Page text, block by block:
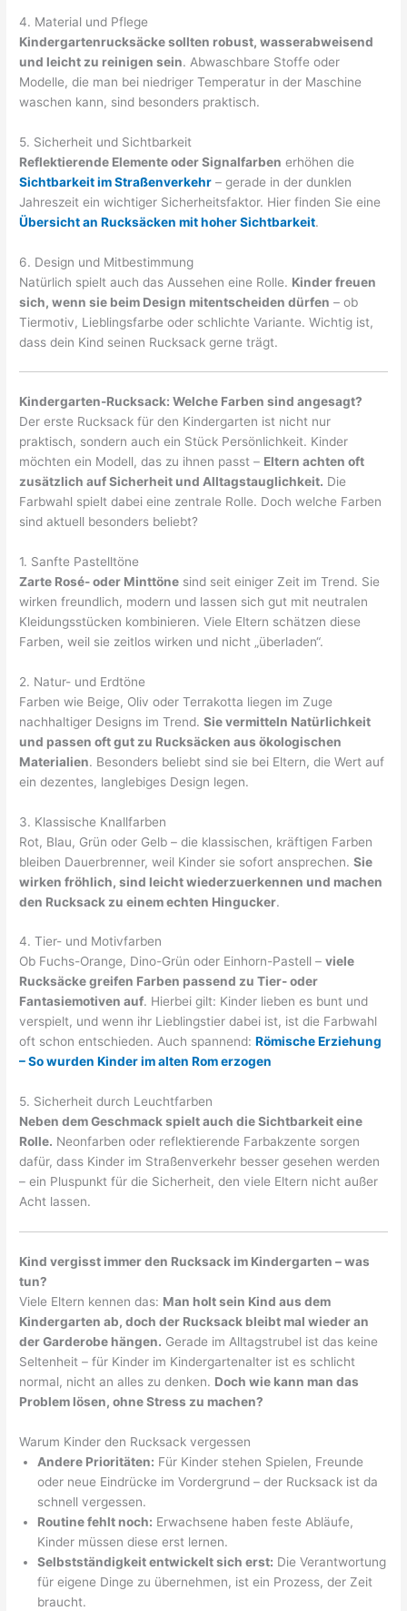
4. Material und Pflege
Kindergartenrucksäcke sollten robust, wasserabweisend
und leicht zu reinigen sein. Abwaschbare Stoffe oder
Modelle, die man bei niedriger Temperatur in der Maschine
waschen kann, sind besonders praktisch.
5. Sicherheit und Sichtbarkeit
Reflektierende Elemente oder Signalfarben erhöhen die
Sichtbarkeit im Straßenverkehr – gerade in der dunklen
Jahreszeit ein wichtiger Sicherheitsfaktor. Hier finden Sie eine
Übersicht an Rucksäcken mit hoher Sichtbarkeit.
6. Design und Mitbestimmung
Natürlich spielt auch das Aussehen eine Rolle. Kinder freuen
sich, wenn sie beim Design mitentscheiden dürfen – ob
Tiermotiv, Lieblingsfarbe oder schlichte Variante. Wichtig ist,
dass dein Kind seinen Rucksack gerne trägt.
Kindergarten-Rucksack: Welche Farben sind angesagt?
Der erste Rucksack für den Kindergarten ist nicht nur
praktisch, sondern auch ein Stück Persönlichkeit. Kinder
möchten ein Modell, das zu ihnen passt – Eltern achten oft
zusätzlich auf Sicherheit und Alltagstauglichkeit. Die
Farbwahl spielt dabei eine zentrale Rolle. Doch welche Farben
sind aktuell besonders beliebt?
1. Sanfte Pastelltöne
Zarte Rosé- oder Minttöne sind seit einiger Zeit im Trend. Sie
wirken freundlich, modern und lassen sich gut mit neutralen
Kleidungsstücken kombinieren. Viele Eltern schätzen diese
Farben, weil sie zeitlos wirken und nicht „überladen“.
2. Natur- und Erdtöne
Farben wie Beige, Oliv oder Terrakotta liegen im Zuge
nachhaltiger Designs im Trend.Sie vermitteln Natürlichkeit
und passen oft gut zu Rucksäcken aus ökologischen
Materialien. Besonders beliebt sind sie bei Eltern, die Wert auf
ein dezentes, langlebiges Design legen.
3. Klassische Knallfarben
Rot, Blau, Grün oder Gelb – die klassischen, kräftigen Farben
bleiben Dauerbrenner, weil Kinder sie sofort ansprechen.Sie
wirken fröhlich, sind leicht wiederzuerkennen und machen
den Rucksack zu einem echten Hingucker.
4. Tier- und Motivfarben
Ob Fuchs-Orange, Dino-Grün oder Einhorn-Pastell –viele
Rucksäcke greifen Farben passend zu Tier- oder
Fantasiemotiven auf. Hierbei gilt: Kinder lieben es bunt und
verspielt, und wenn ihr Lieblingstier dabei ist, ist die Farbwahl
oft schon entschieden. Auch spannend:Römische Erziehung
– So wurden Kinder im alten Rom erzogen
5. Sicherheit durch Leuchtfarben
Neben dem Geschmack spielt auch die Sichtbarkeit eine
Rolle. Neonfarben oder reflektierende Farbakzente sorgen
dafür, dass Kinder im Straßenverkehr besser gesehen werden
– ein Pluspunkt für die Sicherheit, den viele Eltern nicht außer
Acht lassen.
Kind vergisst immer den Rucksack im Kindergarten – was
tun?
Viele Eltern kennen das: Man holt sein Kind aus dem
Kindergarten ab, doch der Rucksack bleibt mal wieder an
der Garderobe hängen. Gerade im Alltagstrubel ist das keine
Seltenheit – für Kinder im Kindergartenalter ist es schlicht
normal, nicht an alles zu denken. Doch wie kann man das
Problem lösen, ohne Stress zu machen?
Warum Kinder den Rucksack vergessen
Andere Prioritäten: Für Kinder stehen Spielen, Freunde
oder neue Eindrücke im Vordergrund – der Rucksack ist da
schnell vergessen.
Routine fehlt noch: Erwachsene haben feste Abläufe,
Kinder müssen diese erst lernen.
Selbstständigkeit entwickelt sich erst: Die Verantwortung
für eigene Dinge zu übernehmen, ist ein Prozess, der Zeit
braucht.